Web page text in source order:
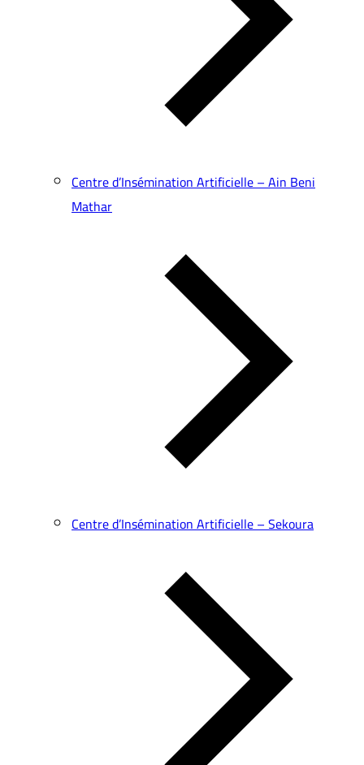
Centre d’Insémination Artificielle – Ain Beni
Mathar
Centre d’Insémination Artificielle – Sekoura